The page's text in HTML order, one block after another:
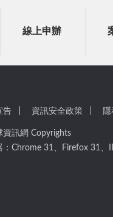
線上申辦
告 資訊安全政策
資訊網 Copyrights
：Chrome 31、Firefox 31、